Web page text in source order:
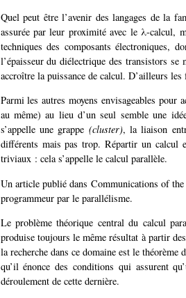
Quel peut être l’avenir des langages de la
assurée par leur proximité avec le λ-calcul,
techniques des composants électroniques,
l’épaisseur du diélectrique des transistors
accroître la puissance de calcul. D’ailleurs les
Parmi les autres moyens envisageables
au même) au lieu d’un seul semble une
s’appelle une grappe (cluster), la liaison
différents mais pas trop. Répartir un calcul
triviaux : cela s’appelle le calcul parallèle.
Un article publié dans Communications of
programmeur par le parallélisme.
Le problème théorique central du calcul
produise toujours le même résultat à partir
la recherche dans ce domaine est le
qu’il énonce des conditions qui assurent
déroulement de cette dernière.